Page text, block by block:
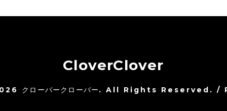
CloverClover
クローバークローバー. All Rights Reserved. /